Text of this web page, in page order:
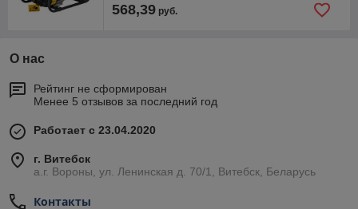
568,39 руб.
О нас
Рейтинг не сформирован
Менее 5 отзывов за последний год
Работает с 23.04.2020
г. Витебск
а.г. Вороны, ул. Ленинская д. 70/1, Витебск, Беларусь
Контакты